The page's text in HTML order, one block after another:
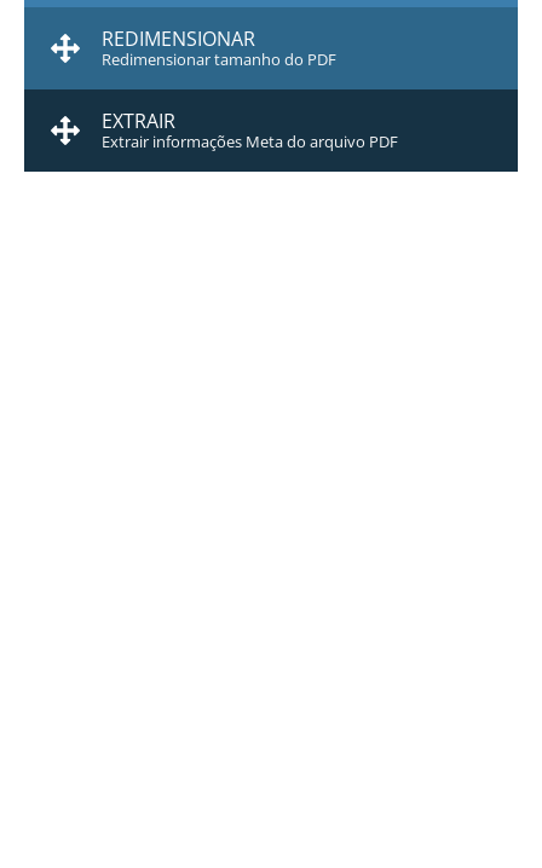
REDIMENSIONAR
Redimensionar tamanho do PDF
EXTRAIR
Extrair informações Meta do arquivo PDF